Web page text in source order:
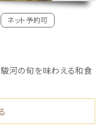
ネット予約可
駿河の旬を味わえる和食